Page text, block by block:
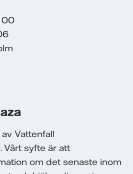
00
Vattenfall
Vårt syfte är att
om det senaste inom